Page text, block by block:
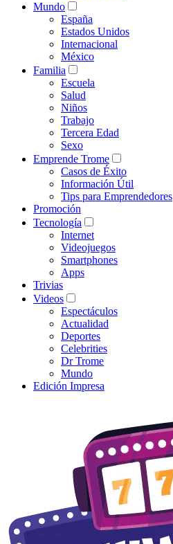
Mundo
España
Estados Unidos
Internacional
México
Familia
Escuela
Salud
Niños
Trabajo
Tercera Edad
Sexo
Emprende Trome
Casos de Éxito
Información Útil
Tips para Emprendedores
Promoción
Tecnología
Internet
Videojuegos
Smartphones
Apps
Trivias
Videos
Espectáculos
Actualidad
Deportes
Celebrities
Dr Trome
Mundo
Edición Impresa